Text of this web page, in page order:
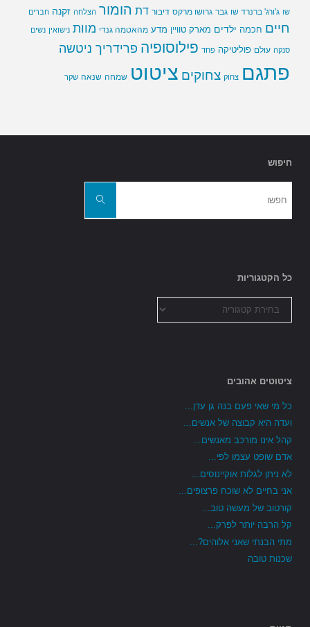
שו ג'ורג' ברנרד שו גבר גרושו מרקס דיבור דת הומור הצלחה זקנה חברים
חיים חכמה ילדים מארק טוויין מדע מהאטמה גנדי מוות נישואין נשים
סנקה עולם פוליטיקה פחד פילוסופיה פרידריך ניטשה
פתגם צחוק צחוקים ציטוט שמחה שנאה שקר
חיפוש
חפשו
כל הקטגוריות
הקטגוריות
ציטוטים אהובים
כל מי שאי פעם בנה גן עדן...
ועדה היא קבוצה של אנשים...
קהל אינו מורכב מאנשים...
אדם שופט עצמו לפי...
לא ניתן לגלות אוקיינוסים...
אני בחיים לא שוכח פרצופים...
קורטוב של מעשה טוב...
קל הרבה יותר לפרק...
מתי הבנתי שאני אלוהים?...
שכנות טובה